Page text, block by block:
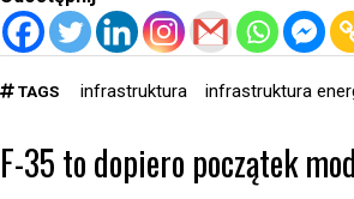
TAGS infrastruktura infrastruktura
F-35 to dopiero początek